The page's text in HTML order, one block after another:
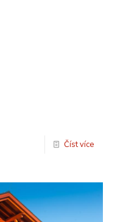
Číst více